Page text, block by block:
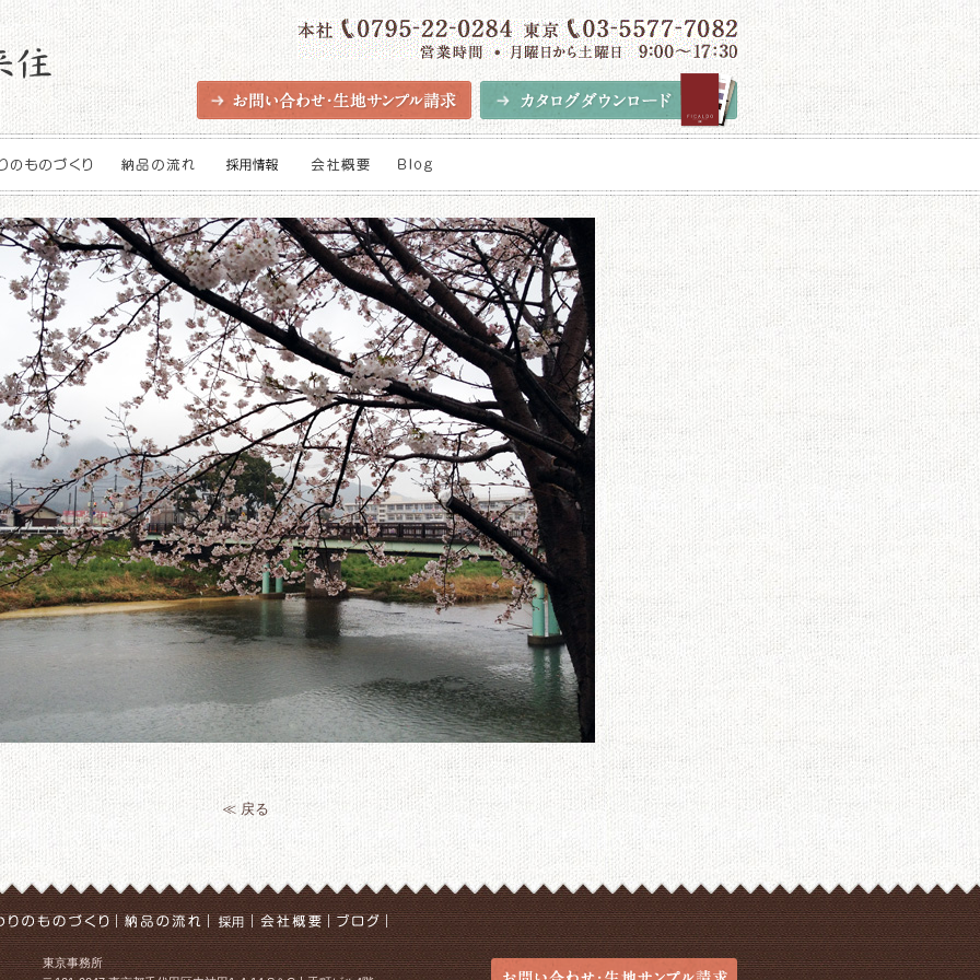
≪ 戻る
東京事務所